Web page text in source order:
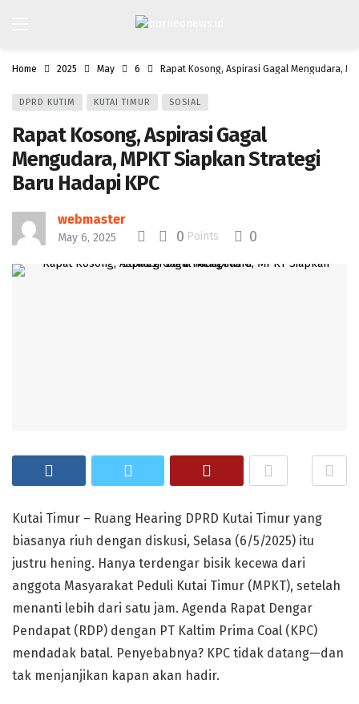
Home 2025 May 6 Rapat Kosong, Aspirasi Gagal Mengudara,
DPRD KUTIM KUTAI TIMUR SOSIAL
Rapat Kosong, Aspirasi Gagal
Mengudara, MPKT Siapkan Strategi
Baru Hadapi KPC
webmaster
May 6, 2025 0 Points 0
Kutai Timur – Ruang Hearing DPRD Kutai Timur yang
biasanya riuh dengan diskusi, Selasa (6/5/2025) itu
justru hening. Hanya terdengar bisik kecewa dari
anggota Masyarakat Peduli Kutai Timur (MPKT), setelah
menanti lebih dari satu jam. Agenda Rapat Dengar
Pendapat (RDP) dengan PT Kaltim Prima Coal (KPC)
mendadak batal. Penyebabnya? KPC tidak datang—dan
tak menjanjikan kapan akan hadir.